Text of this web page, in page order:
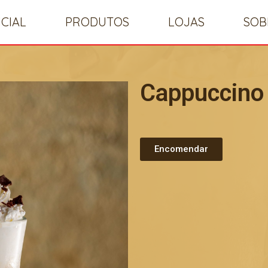
PRODUTOS LOJAS
Cappuccino
Encomendar